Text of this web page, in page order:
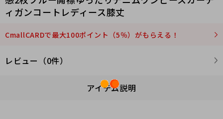
ィガンコートレディース膝丈
CmallCARDで最大100ポイント（5％）がもらえる！
レビュー（0件）
アイテム説明